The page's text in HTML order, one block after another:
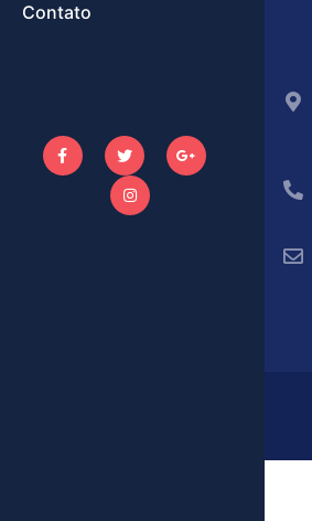
Contato